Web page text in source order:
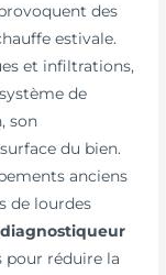
des
estivale.
et infiltrations,
de
son
du bien.
anciens
de lourdes
pour réduire la